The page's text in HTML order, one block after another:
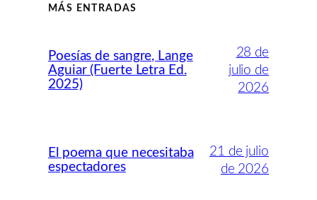
MÁS ENTRADAS
Poesías de sangre, Lange
Aguiar (Fuerte Letra Ed.
2025)
28 de
julio de
2026
El poema que necesitaba
espectadores
21 de julio
de 2026